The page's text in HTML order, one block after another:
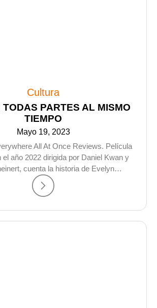
Cultura
TODAS PARTES AL MISMO
TIEMPO
Mayo 19, 2023
All At Once Reviews. Película
el año 2022 dirigida por Daniel Kwan y
cuenta la historia de Evelyn…